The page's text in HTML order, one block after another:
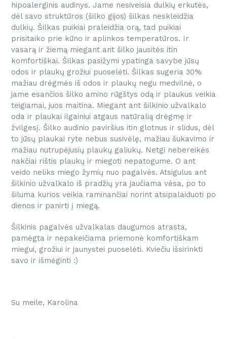
hipoalerginis audinys. Jame nesiveisia dulkių erkutės,
dėl savo struktūros (šilko gijos) šilkas neskleidžia
dulkių. Šilkas puikiai praleidžia orą, tad puikiai
prisitaiko prie kūno ir aplinkos temperatūros. Ir
vasarą ir žiemą miegant ant šilko jausitės itin
komfortiškai. Šilkas pasižymi ypatinga savybe jūsų
odos ir plaukų grožiui puoselėti. Šilkas sugeria 30%
mažiau drėgmės iš odos ir plaukų negu medvilnė, o
jame esančios šilko amino rūgštys odą ir plaukus veikia
teigiamai, juos maitina. Miegant ant šilkinio užvalkalo
oda ir plaukai ilgainiui atgaus natūralią drėgmę ir
žvilgesį. Šilko audinio paviršius itin glotnus ir slidus, dėl
to jūsų plaukai ryte nebus susivėlę, mažiau šukavimo ir
mažiau nutrupėjusių plaukų galiukų. Netgi nebereikės
nakčiai rištis plaukų ir miegoti nepatogume. O ant
veido neliks miego žymių nuo pagalvės. Atsigulus ant
šilkinio užvalkalo iš pradžių yra jaučiama vėsa, po to
šiluma kurios veikia raminančiai norint atsipalaiduoti po
dienos ir panirti į miegą.
Šilkinis pagalvės užvalkalas daugumos atrasta,
pamėgta ir nepakeičiama priemonė komfortiškam
miegui, grožiui ir jaunystei puoselėti. Kviečiu išsirinkti
savo ir išmėginti :)
Su meile, Karolina